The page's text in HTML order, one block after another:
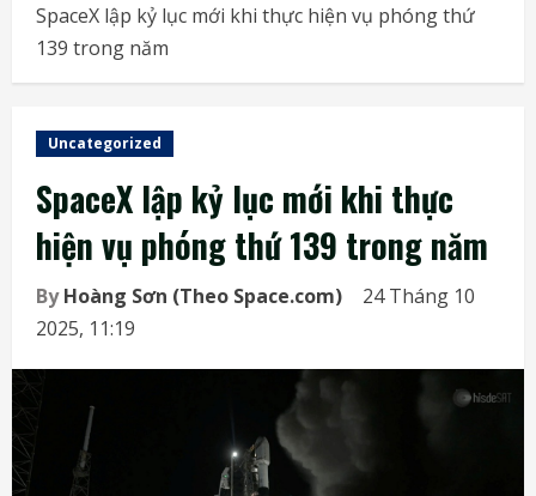
SpaceX lập kỷ lục mới khi thực hiện vụ phóng thứ
139 trong năm
Uncategorized
SpaceX lập kỷ lục mới khi thực
hiện vụ phóng thứ 139 trong năm
ByHoàng Sơn (Theo Space.com)
24 Tháng 10
2025, 11:19